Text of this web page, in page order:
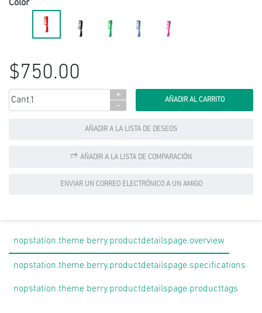
Color
$750.00
Cant.:
+
-
AÑADIR A LA LISTA DE DESEOS
AÑADIR A LA LISTA DE COMPARACIÓN
ENVIAR UN CORREO ELECTRÓNICO A UN AMIGO
nopstation.theme.berry.productdetailspage.overview
nopstation.theme.berry.productdetailspage.specifications
nopstation.theme.berry.productdetailspage.producttags